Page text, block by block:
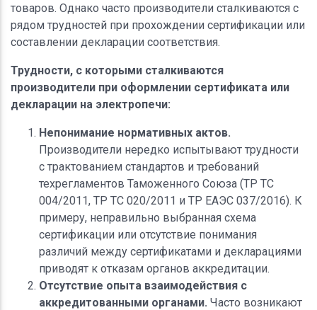
товаров. Однако часто производители сталкиваются с
рядом трудностей при прохождении сертификации или
составлении декларации соответствия.
Трудности, с которыми сталкиваются
производители при оформлении сертификата или
декларации на электропечи:
Непонимание нормативных актов.
Производители нередко испытывают трудности
с трактованием стандартов и требований
техрегламентов Таможенного Союза (ТР ТС
004/2011, ТР ТС 020/2011 и ТР ЕАЭС 037/2016). К
примеру, неправильно выбранная схема
сертификации или отсутствие понимания
различий между сертификатами и декларациями
приводят к отказам органов аккредитации.
Отсутствие опыта взаимодействия с
аккредитованными органами. Часто возникают